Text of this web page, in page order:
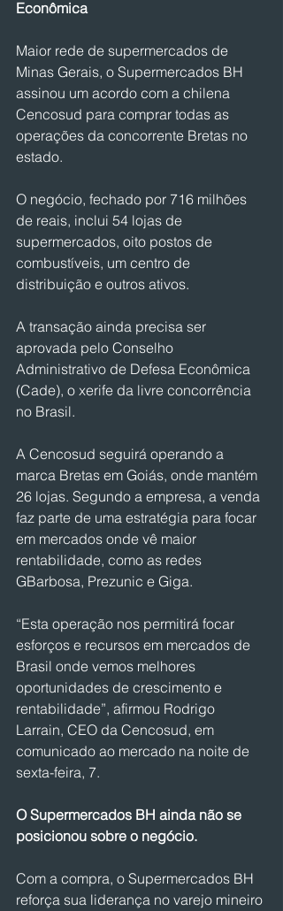
Econômica
Maior rede de supermercados de
Minas Gerais, o Supermercados BH
assinou um acordo com a chilena
Cencosud para comprar todas as
operações da concorrente Bretas no
estado.
O negócio, fechado por 716 milhões
de reais, inclui 54 lojas de
supermercados, oito postos de
combustíveis, um centro de
distribuição e outros ativos.
A transação ainda precisa ser
aprovada pelo Conselho
Administrativo de Defesa Econômica
(Cade), o xerife da livre concorrência
no Brasil.
A Cencosud seguirá operando a
marca Bretas em Goiás, onde mantém
26 lojas. Segundo a empresa, a venda
faz parte de uma estratégia para focar
em mercados onde vê maior
rentabilidade, como as redes
GBarbosa, Prezunic e Giga.
“Esta operação nos permitirá focar
esforços e recursos em mercados de
Brasil onde vemos melhores
oportunidades de crescimento e
rentabilidade”, afirmou Rodrigo
Larrain, CEO da Cencosud, em
comunicado ao mercado na noite de
sexta-feira, 7.
O Supermercados BH ainda não se
posicionou sobre o negócio.
Com a compra, o Supermercados BH
reforça sua liderança no varejo mineiro